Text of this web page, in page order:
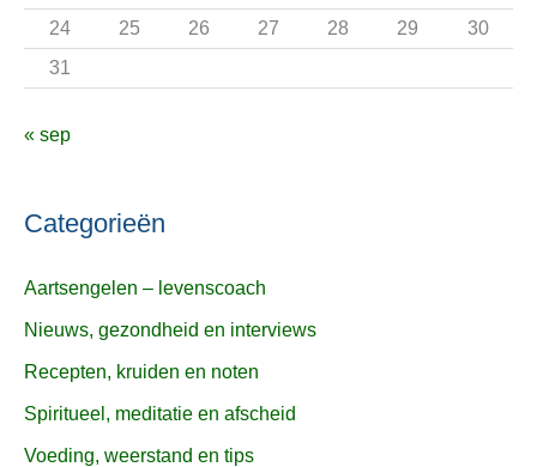
24
25 26 27 28 29
30
31
« sep
Categorieën
Aartsengelen – levenscoach
Nieuws, gezondheid en interviews
Recepten, kruiden en noten
Spiritueel, meditatie en afscheid
Voeding, weerstand en tips